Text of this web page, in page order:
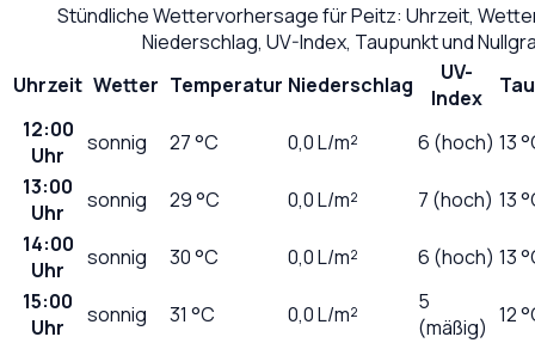
Stündliche Wettervorhersage fürPeitz: Uhrzeit,
Niederschlag, UV-Index, Taupunkt und
Uhrzeit Wetter Temperatur Niederschlag
UV-
Index
12:00
Uhr
sonnig 27°C 0,0L/m² 6 (hoch) 13
13:00
Uhr
sonnig 29°C 0,0L/m² 7 (hoch) 13
14:00
Uhr
sonnig 30°C 0,0L/m² 6 (hoch) 13
15:00
Uhr
sonnig 31 °C 0,0L/m²
5
(mäßig) 12